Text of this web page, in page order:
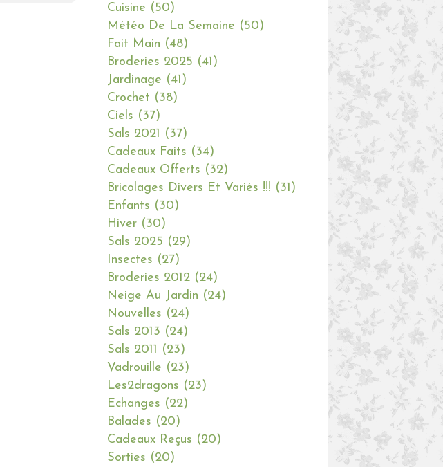
Cuisine (50)
Météo De La Semaine (50)
Fait Main (48)
Broderies 2025 (41)
Jardinage (41)
Crochet (38)
Ciels (37)
Sals 2021
(37)
Cadeaux Faits (34)
Cadeaux Offerts (32)
Bricolages Divers Et Variés !!! (31)
Enfants (30)
Hiver (30)
Sals 2025 (29)
Insectes (27)
Broderies 2012 (24)
Neige Au Jardin (24)
Nouvelles (24)
Sals 2013 (24)
Sals 2011
(23)
Vadrouille (23)
Les2dragons (23)
Echanges (22)
Balades (20)
Cadeaux Reçus (20)
Sorties (20)